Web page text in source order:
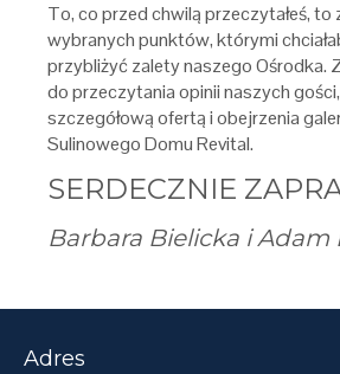
To, co przed chwilą przeczytałeś, to
wybranych punktów, którymi
przybliżyć zalety naszego Ośrodka.
do przeczytania opinii naszych
szczegółową ofertą i obejrzenia
Sulinowego Domu Revital.
SERDECZNIE
Barbara Bielicka i Adam
Adres